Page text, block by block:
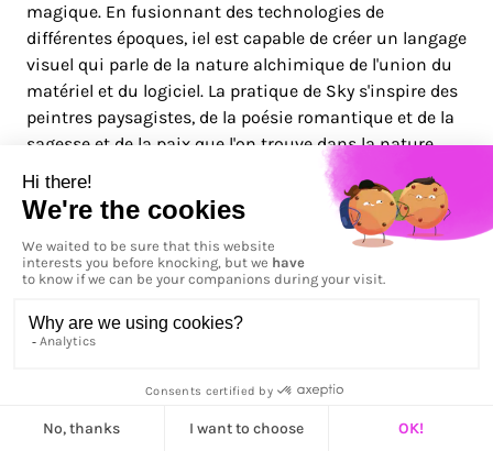
magique. En fusionnant des technologies de
différentes époques, iel est capable de créer un langage
visuel qui parle de la nature alchimique de l'union du
matériel et du logiciel. La pratique de Sky s'inspire des
peintres paysagistes, de la poésie romantique et de la
sagesse et de la paix que l'on trouve dans la nature.
Cependant, elle a également une connotation
spéculative et de science-fiction qui contient des
allusions et des easter eggs tout en offrant de
nouveaux mondes dans lesquels le spectateur peut
entrer. Cette fusion du passé et du futur, de la science
la fois un autre monde et ancrée dans la réalité. En
utilisant le retour vidéo et la réalité virtuelle, son
travail crée une peinture vivante qui invite le